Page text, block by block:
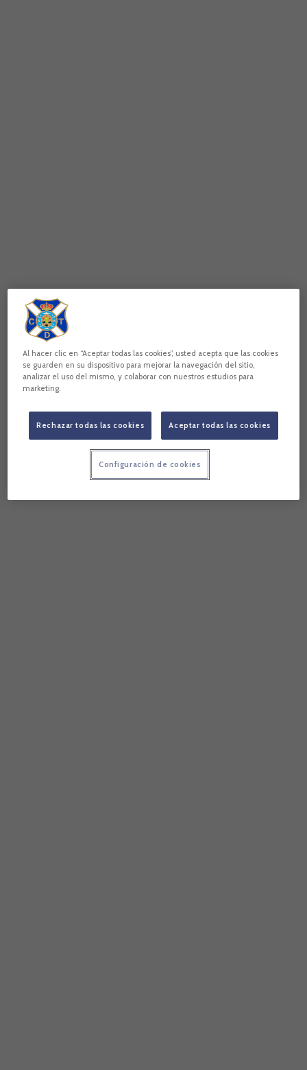
Al hacer clic en “Aceptar todas las cookies”, usted acepta que las cookies
se guarden en su dispositivo para mejorar la navegación del sitio,
analizar el uso del mismo, y colaborar con nuestros estudios para
marketing.
Rechazar todas las cookies Aceptar todas las cookies
Configuración de cookies